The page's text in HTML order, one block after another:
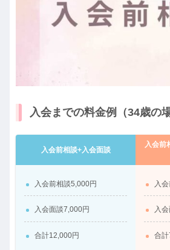
入会までの料金例（34歳の場
入会前相談+入会面談
入会前相談5,000円
入会面談7,000円
合計12,000円
入会前
入
入
合